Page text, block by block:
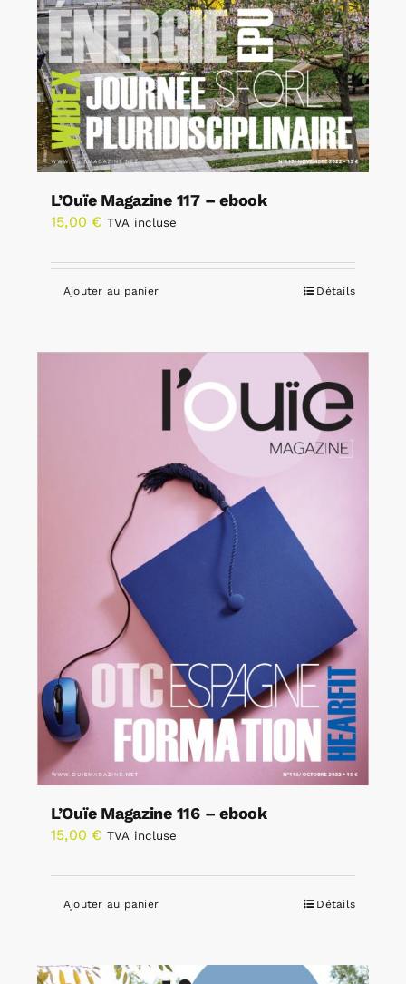
L’Ouïe Magazine 117 – ebook
15,00 € TVA incluse
Ajouter au panier Détails
L’Ouïe Magazine 116 – ebook
15,00 € TVA incluse
Ajouter au panier Détails